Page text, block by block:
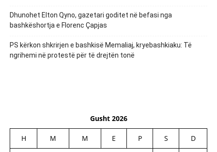
Dhunohet Elton Qyno, gazetari goditet në befasi nga
bashkëshortja e Florenc Çapjas
PS kërkon shkrirjen e bashkisë Memaliaj, kryebashkiaku: Të
ngrihemi në protestë për të drejtën tonë
Gusht 2026
H M M E P S D